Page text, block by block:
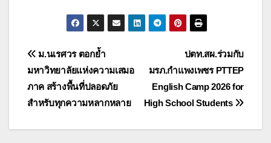
แนะแนว
เรื่อง
ปตท.สผ.ร่วมกับ
มรภ.กำแพงเพชร PTTEP
English Camp 2026 for
High School Students
ม.นเรศวร ตอกย้ำ
มหาวิทยาลัยแห่งความเสมอ
ภาค สร้างพื้นที่ปลอดภัย
สำหรับทุกความหลากหลาย